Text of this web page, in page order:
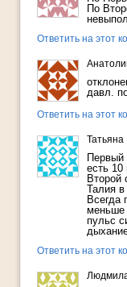
По
Ответить на этот
давл.
Ответить на этот
Татьяна
Первый
есть 10
Второй
Талия
Всегда
меньше
пульс
Ответить на этот